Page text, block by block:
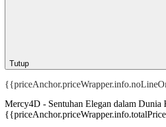
Tutup
Mercy4D - Sentuhan Elegan dalam Dunia